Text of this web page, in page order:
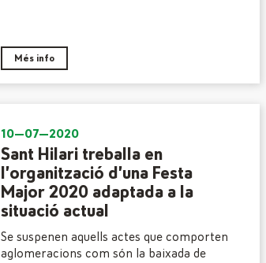
Més info
10—07—2020
Sant Hilari treballa en
l’organització d’una Festa
Major 2020 adaptada a la
situació actual
Se suspenen aquells actes que comporten
aglomeracions com són la baixada de